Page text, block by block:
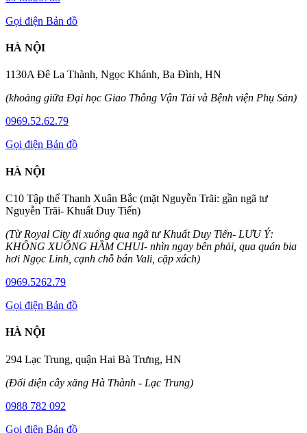
Gọi điện Bản đồ
HÀ NỘI
1130A Đê La Thành, Ngọc Khánh, Ba Đình, HN
(khoảng giữa Đại học Giao Thông Vận Tải và Bệnh viện Phụ Sản)
0969.52.62.79
Gọi điện Bản đồ
HÀ NỘI
C10 Tập thể Thanh Xuân Bắc (mặt Nguyễn Trãi: gần ngã tư
Nguyễn Trãi- Khuất Duy Tiến)
(Từ Royal City đi xuống qua ngã tư Khuất Duy Tiến- LƯU Ý:
KHÔNG XUỐNG HẦM CHUI- nhìn ngay bên phải, qua quán bia
hơi Ngọc Linh, cạnh chỗ bán Vali, cặp xách)
0969.5262.79
Gọi điện Bản đồ
HÀ NỘI
294 Lạc Trung, quận Hai Bà Trưng, HN
(Đối diện cây xăng Hà Thành - Lạc Trung)
0988 782 092
Gọi điện Bản đồ